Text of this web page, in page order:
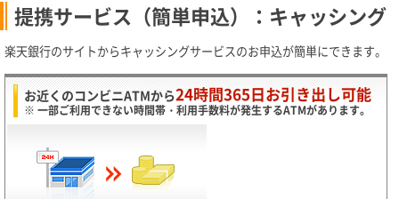
提携サービス（簡単申込）：キャッシング
楽天銀行のサイトからキャッシングサービスのお申込が簡単にできます。
お近くのコンビニATMから24時間365日お引き出し可能
※ 一部ご利用できない時間帯・利用手数料が発生するATMがあります。